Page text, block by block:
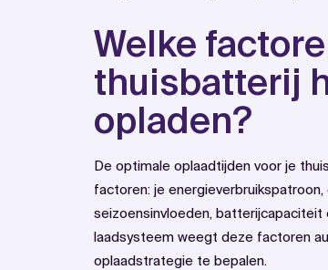
Welke
thuisbatterij
opladen?
De optimale oplaadtijden voor je
factoren: je
seizoensinvloeden, batterijcapaciteit
laadsysteem weegt deze factoren
oplaadstrategie te bepalen.